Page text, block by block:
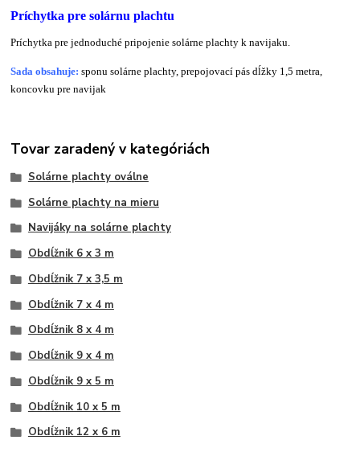
Príchytka pre solárnu plachtu
Príchytka pre jednoduché pripojenie solárne plachty k navijaku.
Sada obsahuje: sponu solárne plachty, prepojovací pás dĺžky 1,5 metra,
koncovku pre navijak
Tovar zaradený v kategóriách
Solárne plachty oválne
Solárne plachty na mieru
Navijáky na solárne plachty
Obdĺžnik 6 x 3 m
Obdĺžnik 7 x 3,5 m
Obdĺžnik 7 x 4 m
Obdĺžnik 8 x 4 m
Obdĺžnik 9 x 4 m
Obdĺžnik 9 x 5 m
Obdĺžnik 10 x 5 m
Obdĺžnik 12 x 6 m